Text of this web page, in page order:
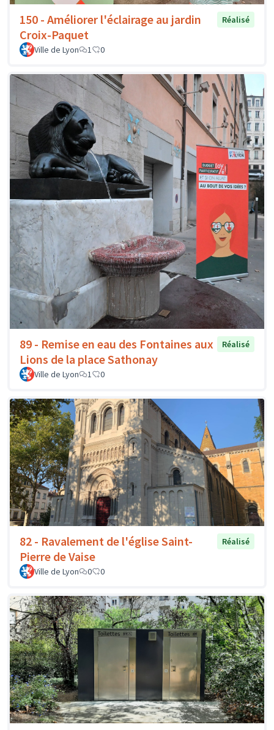
150 - Améliorer l'éclairage au jardin
Croix-Paquet
Réalisé
Ville de Lyon 1 0
89 - Remise en eau des Fontaines aux
Lions de la place Sathonay
Réalisé
Ville de Lyon 1 0
82 - Ravalement de l'église Saint-
Pierre de Vaise
Réalisé
Ville de Lyon 0 0